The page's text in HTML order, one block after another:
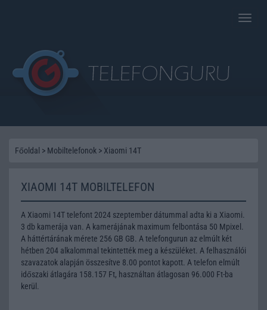
Toggle
Főoldal > Mobiltelefonok > Xiaomi 14T
XIAOMI 14T MOBILTELEFON
A Xiaomi 14T telefont 2024 szeptember dátummal adta ki a Xiaomi.
3 db kamerája van. A kamerájának maximum felbontása 50 Mpixel.
A háttértárának mérete 256 GB GB. A telefongurun az elmúlt két
hétben 204 alkalommal tekintették meg a készüléket. A felhasználói
szavazatok alapján összesítve 8.00 pontot kapott. A telefon elmúlt
időszaki átlagára 158.157 Ft, használtan átlagosan 96.000 Ft-ba
kerül.